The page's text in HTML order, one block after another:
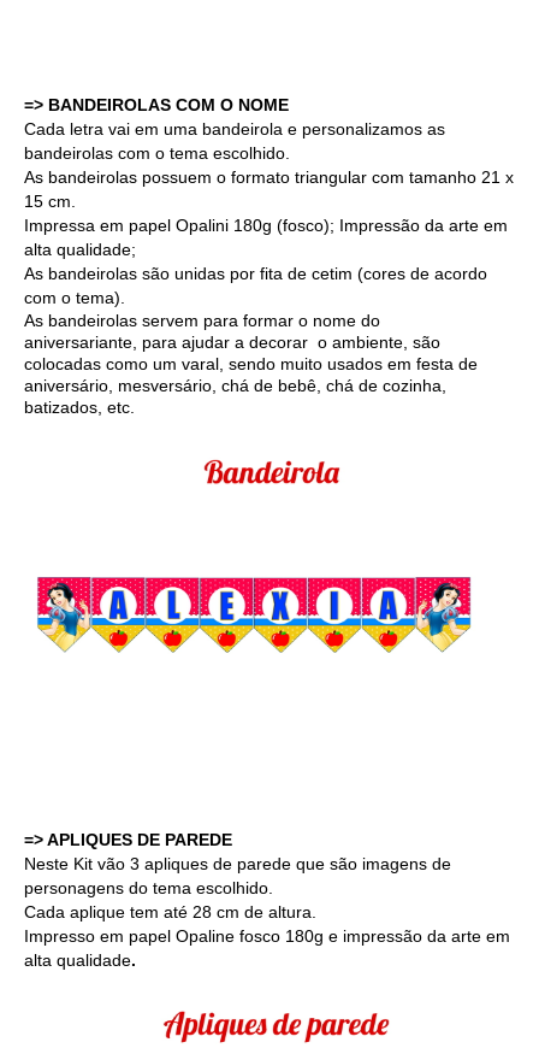
=> BANDEIROLAS COM O NOME
Cada letra vai em uma bandeirola e personalizamos as
bandeirolas com o tema escolhido.
As bandeirolas possuem o formato triangular com tamanho 21 x
15 cm.
Impressa em papel Opalini 180g (fosco); Impressão da arte em
alta qualidade;
As bandeirolas são unidas por fita de cetim (cores de acordo
com o tema).
As bandeirolas servem para formar o nome do
aniversariante, para ajudar a decorar o ambiente, são
colocadas como um varal, sendo muito usados em festa de
aniversário, mesversário, chá de bebê, chá de cozinha,
batizados, etc.
=> APLIQUES DE PAREDE
Neste Kit vão 3 apliques de parede que são imagens de
personagens do tema escolhido.
Cada aplique tem até 28 cm de altura.
Impresso em papel Opaline fosco 180g e impressão da arte em
alta qualidade.